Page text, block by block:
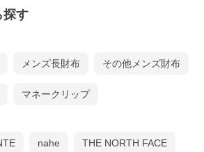
探す
メンズ長財布 その他メンズ財布
マネークリップ
nahe THE NORTH FACE